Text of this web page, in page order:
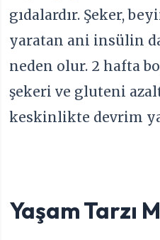
gıdalardır. Şeker,
yaratan ani insülin
neden olur. 2 hafta
şekeri ve gluteni
keskinlikte devrim
Yaşam Tarzı